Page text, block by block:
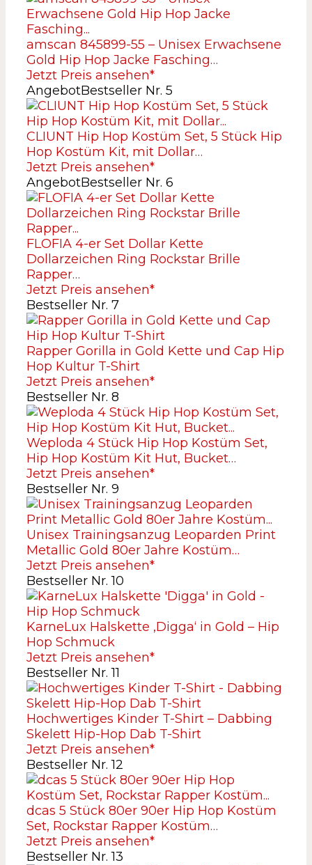
amscan 845899-55 – Unisex Erwachsene
Gold Hip Hop Jacke Fasching…
Jetzt Preis ansehen*
AngebotBestseller Nr. 5
CLIUNT Hip Hop Kostüm Set, 5 Stück Hip
Hop Kostüm Kit, mit Dollar…
Jetzt Preis ansehen*
AngebotBestseller Nr. 6
FLOFIA 4-er Set Dollar Kette
Dollarzeichen Ring Rockstar Brille
Rapper…
Jetzt Preis ansehen*
Bestseller Nr. 7
Rapper Gorilla in Gold Kette und Cap Hip
Hop Kultur T-Shirt
Jetzt Preis ansehen*
Bestseller Nr. 8
Weploda 4 Stück Hip Hop Kostüm Set,
Hip Hop Kostüm Kit Hut, Bucket…
Jetzt Preis ansehen*
Bestseller Nr. 9
Unisex Trainingsanzug Leoparden Print
Metallic Gold 80er Jahre Kostüm…
Jetzt Preis ansehen*
Bestseller Nr. 10
KarneLux Halskette ‚Digga‘ in Gold – Hip
Hop Schmuck
Jetzt Preis ansehen*
Bestseller Nr. 11
Hochwertiges Kinder T-Shirt – Dabbing
Skelett Hip-Hop Dab T-Shirt
Jetzt Preis ansehen*
Bestseller Nr. 12
dcas 5 Stück 80er 90er Hip Hop Kostüm
Set, Rockstar Rapper Kostüm…
Jetzt Preis ansehen*
Bestseller Nr. 13